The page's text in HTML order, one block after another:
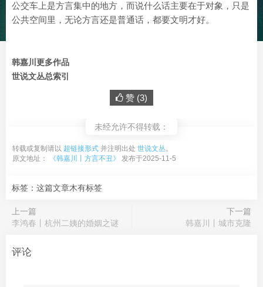
公交车上是方言集中的地方，而说什么话主要在于对象，只是
公共空间里，无论方言还是普通话，都要文明才好。
韩嘉川更多作品
世说文丛总索引
赞 (3)
未经允许不得转载：
转载或复制请以 超链接形式 并注明出处 世说文丛。
原文地址：
《韩嘉川丨方言不丑》 发布于2025-11-5
标签：这篇文章木有标签
上一篇
李鸿春丨杭州二姨的婚姻之谜
下一篇
韩嘉川丨城市克隆
评论